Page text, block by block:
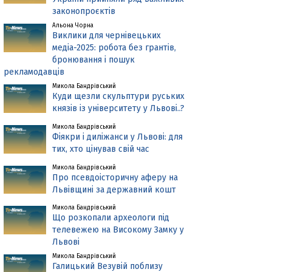
законопроєктів
Альона Чорна
Виклики для чернівецьких
медіа-2025: робота без грантів,
бронювання і пошук
рекламодавців
Микола Бандрівський
Куди щезли скульптури руських
князів із університету у Львові..?
Микола Бандрівський
Фіякри і диліжанси у Львові: для
тих, хто цінував свій час
Микола Бандрівський
Про псевдоісторичну аферу на
Львівщині за державний кошт
Микола Бандрівський
Що розкопали археологи під
телевежею на Високому Замку у
Львові
Микола Бандрівський
Галицький Везувій поблизу